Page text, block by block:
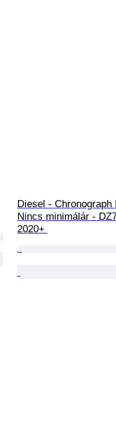
Diesel - Chronograph
Nincs minimálár -
2020+